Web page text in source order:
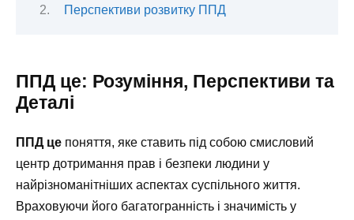
Перспективи розвитку ППД
ППД це: Розуміння, Перспективи та
Деталі
ППД це поняття, яке ставить під собою смисловий
центр дотримання прав і безпеки людини у
найрізноманітніших аспектах суспільного життя.
Враховуючи його багатогранність і значимість у